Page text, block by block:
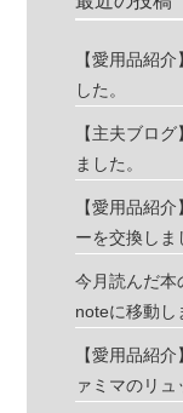
【愛用品紹
した。
【主夫ブロ
ました。
【愛用品紹
ーを交換しま
今月読んだ本
noteに移動し
【愛用品紹
ァミマのリュ